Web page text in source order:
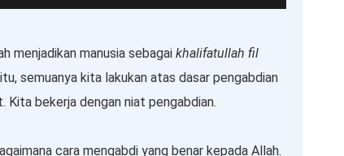
menjadikan manusia sebagai khalifatullah fil
semuanya kita lakukan atas dasar pengabdian
Kita bekerja dengan niat pengabdian.
cara mengabdi yang benar kepada Allah.